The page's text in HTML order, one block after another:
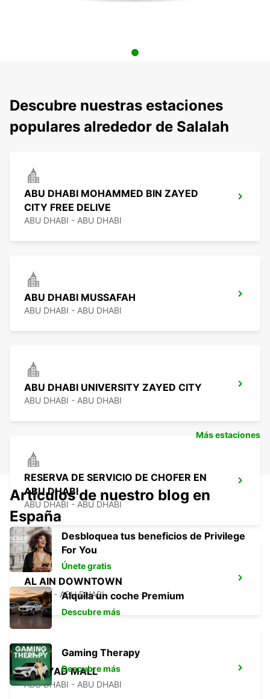
Descubre nuestras estaciones
populares alrededor de Salalah
ABU DHABI MOHAMMED BIN ZAYED
CITY FREE DELIVE
ABU DHABI - ABU DHABI
ABU DHABI MUSSAFAH
ABU DHABI - ABU DHABI
ABU DHABI UNIVERSITY ZAYED CITY
ABU DHABI - ABU DHABI
RESERVA DE SERVICIO DE CHOFER EN
ABU DHABI
ABU DHABI - ABU DHABI
AL AIN DOWNTOWN
AL AIN - ABU DHABI
MAZYAD MALL
ABU DHABI - ABU DHABI
Más estaciones
Artículos de nuestro blog en
España
Desbloquea tus beneficios de Privilege
For You
Únete gratis
Alquila un coche Premium
Descubre más
Gaming Therapy
Descubre más